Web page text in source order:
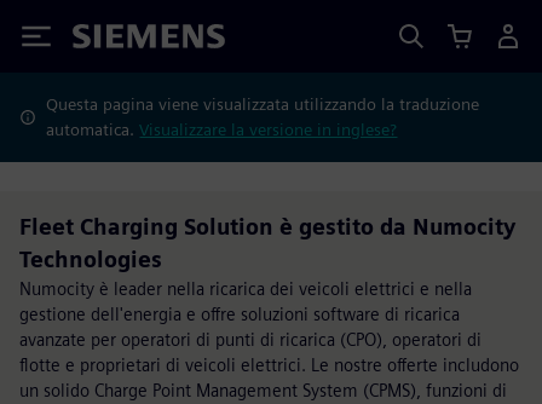
Siemens
Questa pagina viene visualizzata utilizzando la traduzione
automatica.Visualizzare la versione in inglese?
Fleet Charging Solution è gestito da Numocity
Technologies
Numocity è leader nella ricarica dei veicoli elettrici e nella
gestione dell'energia e offre soluzioni software di ricarica
avanzate per operatori di punti di ricarica (CPO), operatori di
flotte e proprietari di veicoli elettrici. Le nostre offerte includono
un solido Charge Point Management System (CPMS), funzioni di